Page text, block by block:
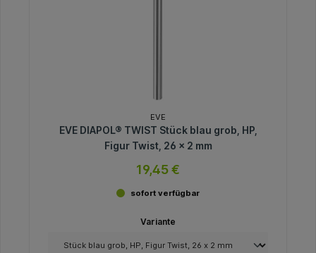
EVE
EVE DIAPOL® TWIST Stück blau grob, HP,
Figur Twist, 26 x 2 mm
19,45 €
sofort verfügbar
Variante